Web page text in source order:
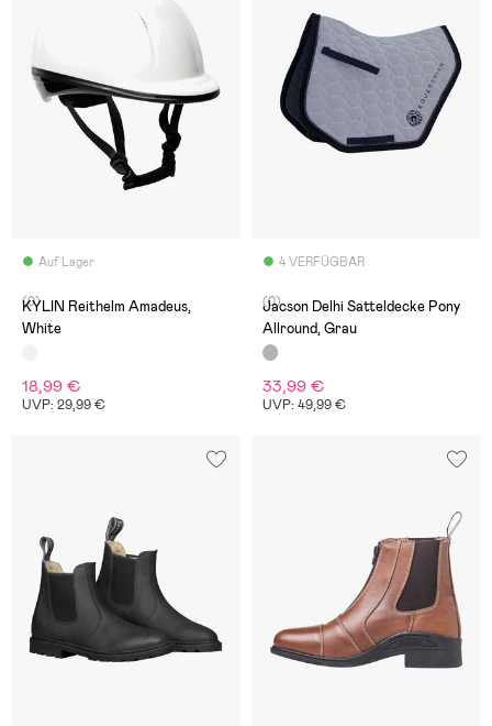
Auf Lager
(0)
KYLIN Reithelm Amadeus,
White
18,99 €
UVP: 29,99 €
4 VERFÜGBAR
(0)
Jacson Delhi Satteldecke Pony
Allround, Grau
33,99 €
UVP: 49,99 €